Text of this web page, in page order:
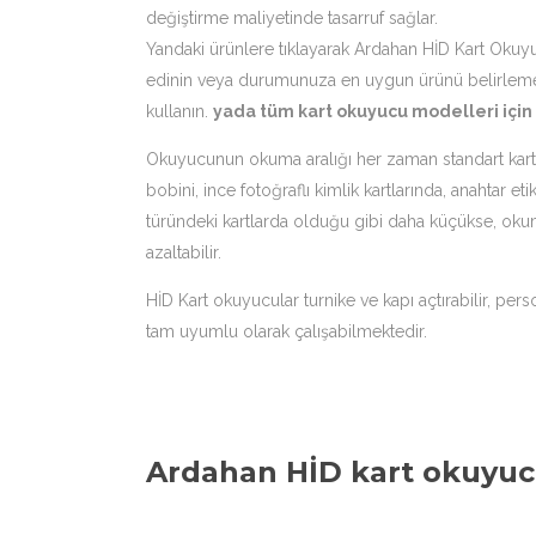
değiştirme maliyetinde tasarruf sağlar.
Yandaki ürünlere tıklayarak Ardahan HİD Kart
edinin veya durumunuza en uygun ürünü
kullanın. yada tüm kart okuyucu modelleri için
Okuyucunun okuma aralığı her zaman standart
bobini, ince fotoğraflı kimlik kartlarında, anahtar
türündeki kartlarda olduğu gibi daha küçükse,
azaltabilir.
HİD Kart okuyucular turnike ve kapı açtırabilir,
tam uyumlu olarak çalışabilmektedir.
Ardahan HİD kart